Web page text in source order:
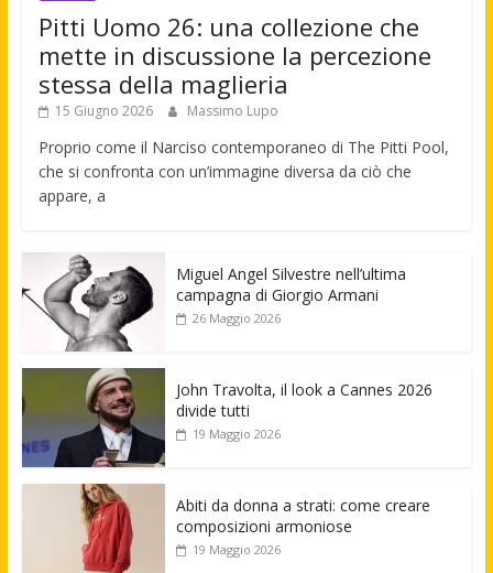
Pitti Uomo 26: una collezione che
mette in discussione la percezione
stessa della maglieria
15 Giugno 2026 Massimo Lupo
Proprio come il Narciso contemporaneo di The Pitti Pool,
che si confronta con un’immagine diversa da ciò che
appare, a
Miguel Angel Silvestre nell’ultima
campagna di Giorgio Armani
26 Maggio 2026
John Travolta, il look a Cannes 2026
divide tutti
19 Maggio 2026
Abiti da donna a strati: come creare
composizioni armoniose
19 Maggio 2026